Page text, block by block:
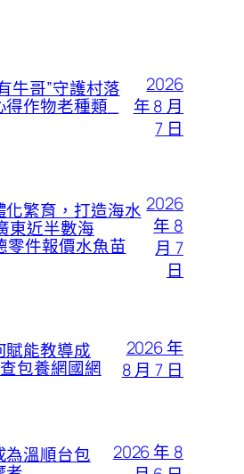
牛哥”守護村落
作物老種類_
2026
年 8 月
7 日
化繁育，打造海水
東近半數海
零件報價水魚苗
2026
年 8
月 7
日
賦能教導成
包養網國網
2026 年
8 月 7 日
為溫順台包
2026 年 8